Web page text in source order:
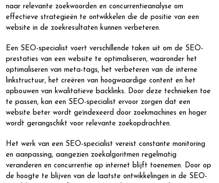
naar relevante zoekwoorden en concurrentieanalyse om
effectieve strategieën te ontwikkelen die de positie van een
website in de zoekresultaten kunnen verbeteren.
Een SEO-specialist voert verschillende taken uit om de SEO-
prestaties van een website te optimaliseren, waaronder het
optimaliseren van meta-tags, het verbeteren van de interne
linkstructuur, het creëren van hoogwaardige content en het
opbouwen van kwalitatieve backlinks. Door deze technieken toe
te passen, kan een SEO-specialist ervoor zorgen dat een
website beter wordt geïndexeerd door zoekmachines en hoger
wordt gerangschikt voor relevante zoekopdrachten.
Het werk van een SEO-specialist vereist constante monitoring
en aanpassing, aangezien zoekalgoritmen regelmatig
veranderen en concurrentie op internet blijft toenemen. Door op
de hoogte te blijven van de laatste ontwikkelingen in de SEO-